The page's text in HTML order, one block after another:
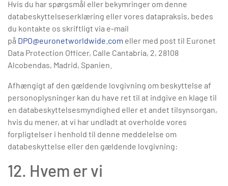
Hvis du har spørgsmål eller bekymringer om denne
databeskyttelseserklæring eller vores datapraksis, bedes
du kontakte os skriftligt via e-mail
på DPO@euronetworldwide.com eller med post til Euronet
Data Protection Officer, Calle Cantabria, 2, 28108
Alcobendas, Madrid, Spanien.
Afhængigt af den gældende lovgivning om beskyttelse af
personoplysninger kan du have ret til at indgive en klage til
en databeskyttelsesmyndighed eller et andet tilsynsorgan,
hvis du mener, at vi har undladt at overholde vores
forpligtelser i henhold til denne meddelelse om
databeskyttelse eller den gældende lovgivning:
12. Hvem er vi